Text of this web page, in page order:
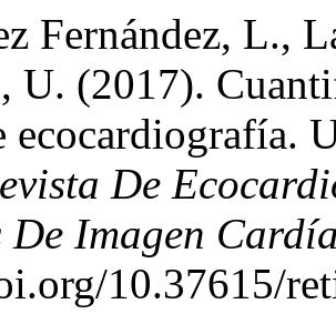
Fernández, L.,
U. (2017).
ecocardiografía.
De
De Imagen
10.37615/